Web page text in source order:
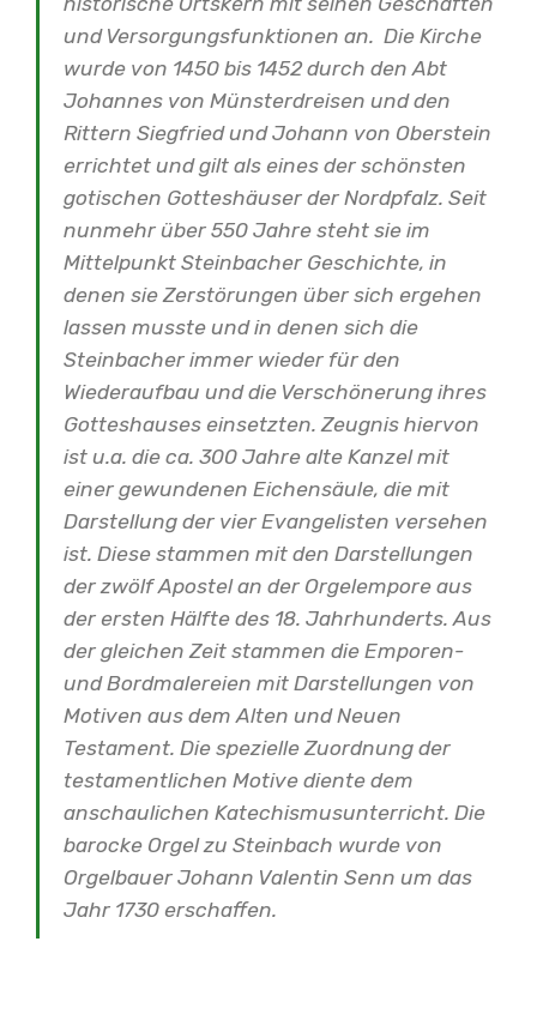
und Versorgungsfunktionen an. Die Kirche
wurde von 1450 bis 1452 durch den Abt
Johannes von Münsterdreisen und den
Rittern Siegfried und Johann von Oberstein
errichtet und gilt als eines der schönsten
gotischen Gotteshäuser der Nordpfalz. Seit
nunmehr über 550 Jahre steht sie im
Mittelpunkt Steinbacher Geschichte, in
denen sie Zerstörungen über sich ergehen
lassen musste und in denen sich die
Steinbacher immer wieder für den
Wiederaufbau und die Verschönerung ihres
Gotteshauses einsetzten. Zeugnis hiervon
ist u.a. die ca. 300 Jahre alte Kanzel mit
einer gewundenen Eichensäule, die mit
Darstellung der vier Evangelisten versehen
ist. Diese stammen mit den Darstellungen
der zwölf Apostel an der Orgelempore aus
der ersten Hälfte des 18. Jahrhunderts. Aus
der gleichen Zeit stammen die Emporen-
und Bordmalereien mit Darstellungen von
Motiven aus dem Alten und Neuen
Testament. Die spezielle Zuordnung der
testamentlichen Motive diente dem
anschaulichen Katechismusunterricht. Die
barocke Orgel zu Steinbach wurde von
Orgelbauer Johann Valentin Senn um das
Jahr 1730 erschaffen.